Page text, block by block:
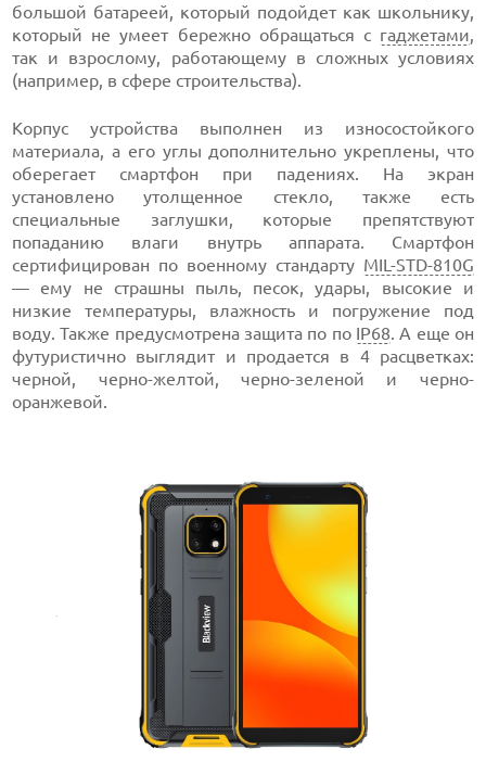
большой батареей, который подойдет как школьнику,
который не умеет бережно обращаться с гаджетами,
так и взрослому, работающему в сложных условиях
(например, в сфере строительства).
Корпус устройства выполнен из износостойкого
материала, а его углы дополнительно укреплены, что
оберегает смартфон при падениях. На экран
установлено утолщенное стекло, также есть
специальные заглушки, которые препятствуют
попаданию влаги внутрь аппарата. Смартфон
сертифицирован по военному стандарту MIL-STD-810G
— ему не страшны пыль, песок, удары, высокие и
низкие температуры, влажность и погружение под
воду. Также предусмотрена защита по по IP68. А еще он
футуристично выглядит и продается в 4 расцветках:
черной, черно-желтой, черно-зеленой и черно-
оранжевой.